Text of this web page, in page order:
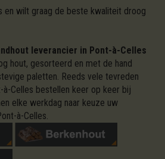
en wilt graag de beste kwaliteit droog
leverancier in Pont-à-Celles
hout, gesorteerd en met de hand
paletten. Reeds vele tevreden
à-Celles bestellen keer op keer bij
elke werkdag naar keuze uw
à-Celles.